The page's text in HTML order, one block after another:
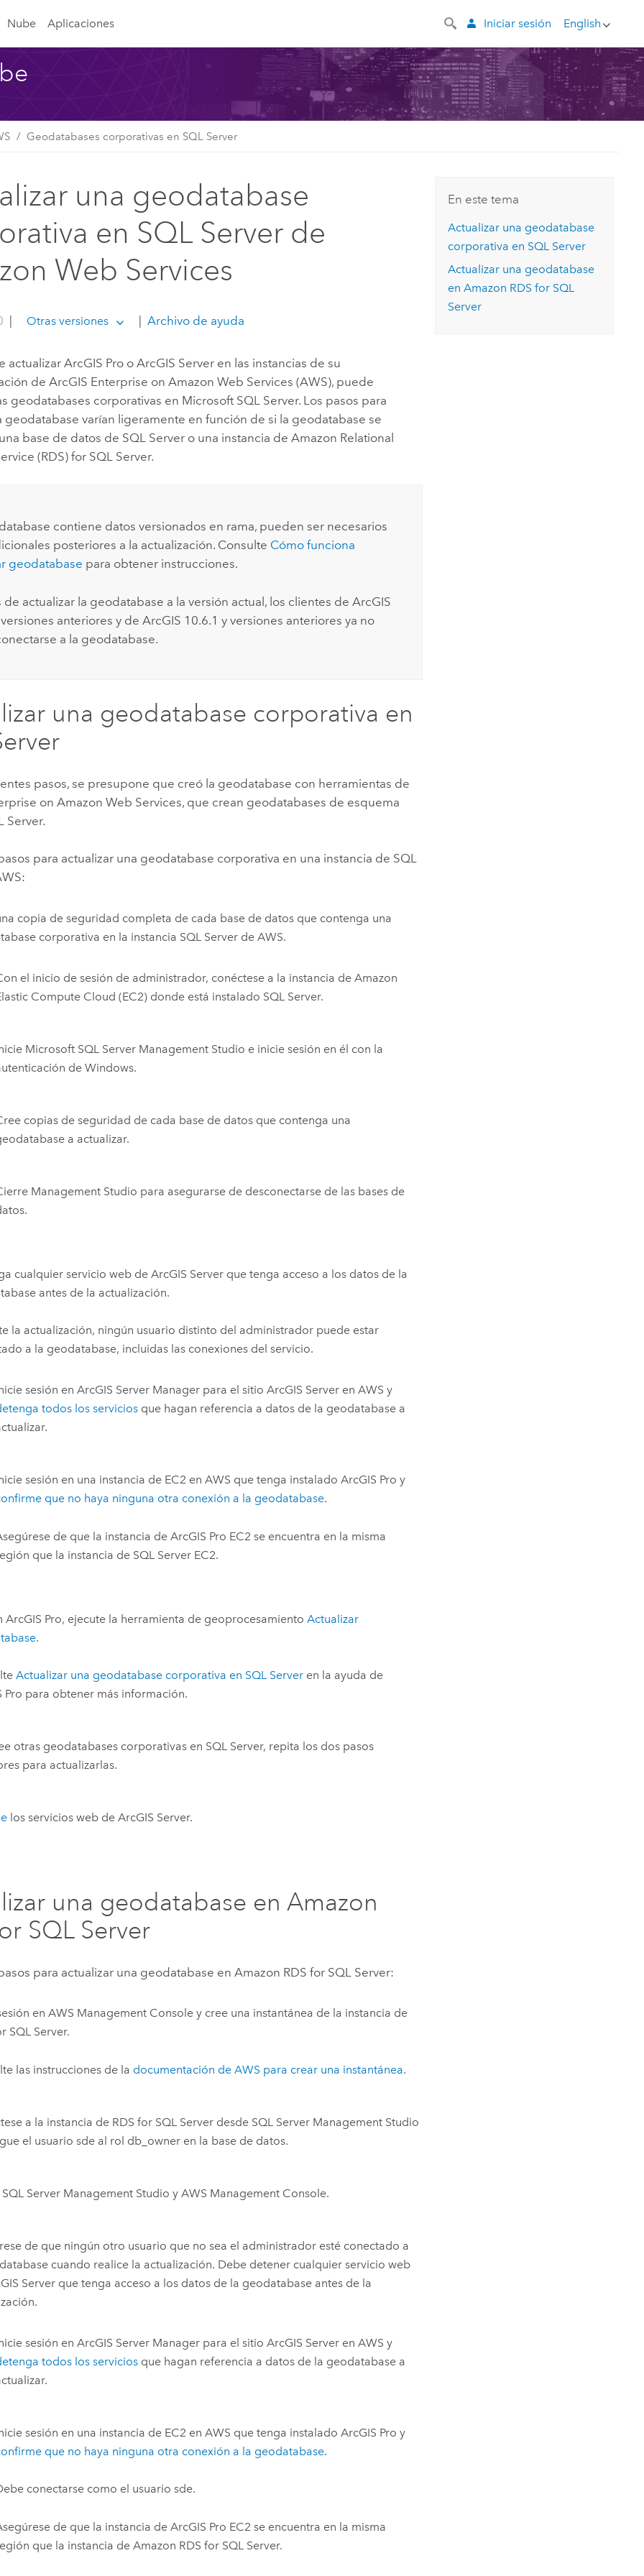
Nube Aplicaciones English
Iniciar sesión
Geodatabases corporativas en SQL Server
una geodatabase
en SQL Server de
Web Services
| Otras versiones | Archivo de ayuda
actualizarArcGIS Pro oArcGIS Server en las instancias de su
deArcGIS Enterprise on Amazon Web Services (AWS), puede
geodatabases corporativas en Microsoft SQL Server. Los pasos para
geodatabase varían ligeramente en función de si la geodatabase se
base de datos de SQL Server o una instancia deAmazon Relational
(RDS) for SQL Server.
contiene datos versionados en rama, pueden ser necesarios
posteriores a la actualización. Consulte Cómo funciona
geodatabase para obtener instrucciones.
de actualizar la geodatabase a la versión actual, los clientes de ArcGIS
anteriores y de ArcGIS 10.6.1 y versiones anteriores ya no
a la geodatabase.
una geodatabase corporativa en
pasos, se presupone que creó la geodatabase con herramientas de
on Amazon Web Services, que crean geodatabases de esquema
Server.
para actualizar una geodatabase corporativa en una instancia de SQL
:
copia de seguridad completa de cada base de datos que contenga una
corporativa en la instancia SQL Server deAWS.
el inicio de sesión de administrador, conéctese a la instancia de Amazon
Compute Cloud (EC2)donde está instalado SQL Server.
Microsoft SQL ServerManagement Studio e inicie sesión en él con la
de Windows.
copias de seguridad de cada base de datos que contenga una
a actualizar.
Management Studio para asegurarse de desconectarse de las bases de
cualquier servicio web deArcGIS Server que tenga acceso a los datos de la
antes de la actualización.
la actualización, ningún usuario distinto del administrador puede estar
a la geodatabase, incluidas las conexiones del servicio.
sesión en ArcGIS Server Managerpara el sitio ArcGIS Serveren AWS y
todos los serviciosque hagan referencia a datos de la geodatabase a
sesión en una instancia de EC2 en AWS que tenga instalado ArcGIS Pro y
que no haya ninguna otra conexión a la geodatabase.
de que la instancia de ArcGIS Pro EC2 se encuentra en la misma
que la instancia de SQL Server EC2.
ArcGIS Pro, ejecute la herramienta de geoprocesamientoActualizar
.
Actualizar una geodatabase corporativa en SQL Server en la ayuda de
Pro para obtener más información.
otras geodatabases corporativas en SQL Server, repita los dos pasos
para actualizarlas.
los servicios web deArcGIS Server.
una geodatabase en Amazon
SQL Server
para actualizar una geodatabase enAmazon RDS for SQL Server:
enAWS Management Console y cree una instantánea de la instancia de
SQL Server.
las instrucciones de la documentación deAWS para crear una instantánea.
a la instancia de RDS for SQL Server desde SQL Server Management Studio
el usuario sde al rol db_owner en la base de datos.
SQL Server Management Studio yAWS Management Console.
de que ningún otro usuario que no sea el administrador esté conectado a
cuando realice la actualización. Debe detener cualquier servicio web
Server que tenga acceso a los datos de la geodatabase antes de la
sesión en ArcGIS Server Managerpara el sitio ArcGIS Serveren AWS y
todos los serviciosque hagan referencia a datos de la geodatabase a
sesión en una instancia de EC2 en AWS que tenga instalado ArcGIS Pro y
que no haya ninguna otra conexión a la geodatabase.
conectarse como el usuario sde.
de que la instancia de ArcGIS Pro EC2 se encuentra en la misma
que la instancia de Amazon RDS for SQL Server.
En este tema
Actualizar una geodatabase
corporativa en SQL Server
Actualizar una geodatabase
enAmazon RDS for SQL
Server